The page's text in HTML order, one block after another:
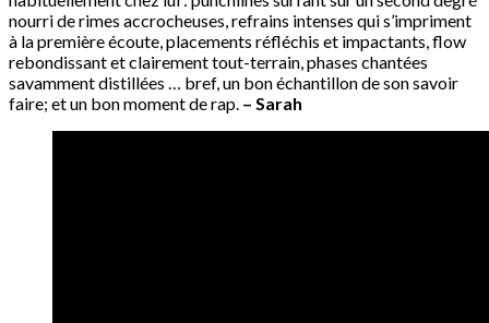
nourri de rimes accrocheuses, refrains intenses qui s’impriment
à la première écoute, placements réfléchis et impactants, flow
rebondissant et clairement tout-terrain, phases chantées
savamment distillées … bref, un bon échantillon de son savoir
faire; et un bon moment de rap. – Sarah